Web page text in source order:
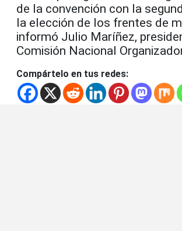
de la convención con la
la elección de los frentes de
informó Julio Maríñez,
Comisión Nacional
Compártelo en tus redes: